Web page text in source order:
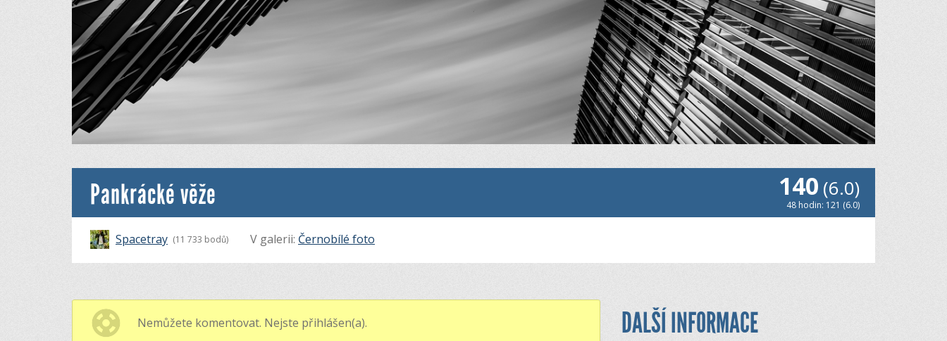
Pankrácké věže 140 (6.0)
48 hodin: 121 (6.0)
Spacetray (11 733 bodů) V galerii: Černobílé foto
Nemůžete komentovat. Nejste přihlášen(a). DALŠÍ INFORMACE